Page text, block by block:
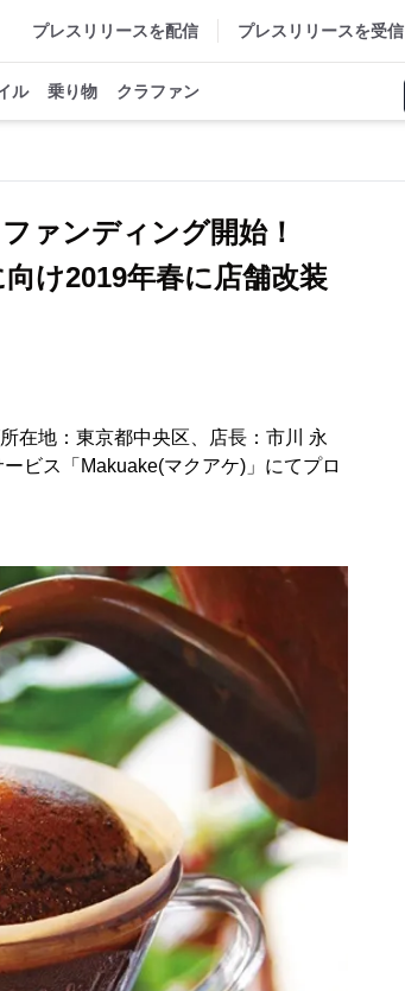
プレスリリースを配信 プレスリリースを受信
ル 乗り物 クラファン
ァンディング開始！
け2019年春に店舗改装
在地：東京都中央区、店長：市川 永
ビス「Makuake(マクアケ)」にてプロ